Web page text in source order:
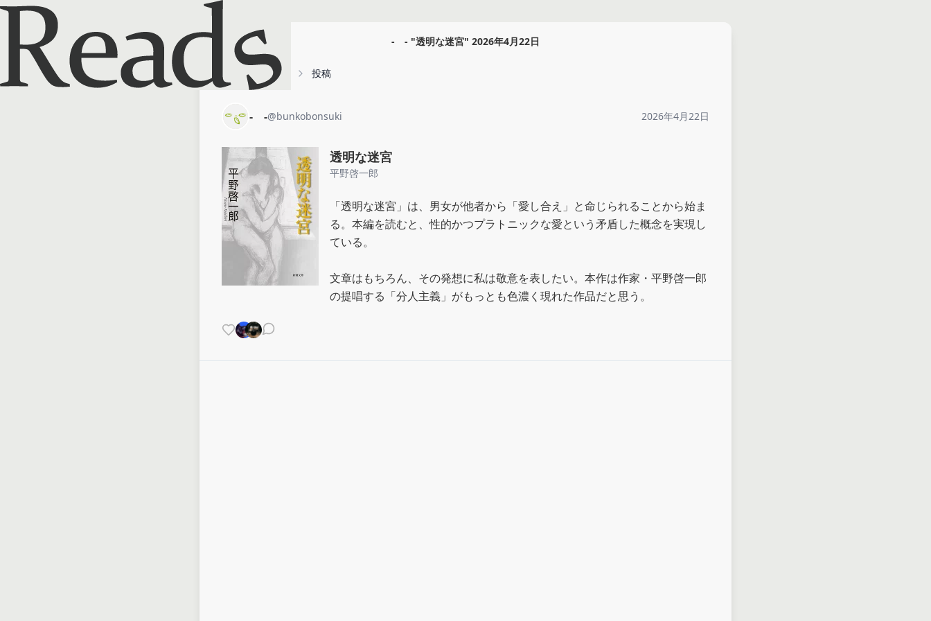
-ゞ- "透明な迷宮" 2026年4月22日
-ゞ- 投稿
-ゞ-@bunkobonsuki 2026年4月22日
透明な迷宮
平野啓一郎
「透明な迷宮」は、男女が他者から「愛し合え」と命じられることから始ま
る。本編を読むと、性的かつプラトニックな愛という矛盾した概念を実現し
ている。
文章はもちろん、その発想に私は敬意を表したい。本作は作家・平野啓一郎
の提唱する「分人主義」がもっとも色濃く現れた作品だと思う。